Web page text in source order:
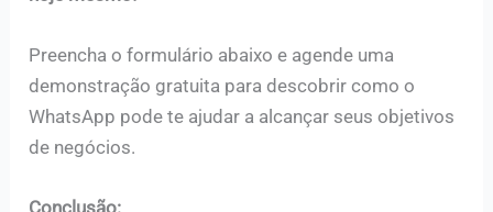
Preencha o formulário abaixo e agende uma
demonstração gratuita para descobrir como o
WhatsApp pode te ajudar a alcançar seus objetivos
de negócios.